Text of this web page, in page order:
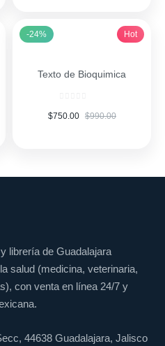
Texto de Bioquimica
$990.00
$750.00
-24% Hot
librería de Guadalajara
salud (medicina, veterinaria,
con venta en línea 24/7 y
44638 Guadalajara, Jalisco